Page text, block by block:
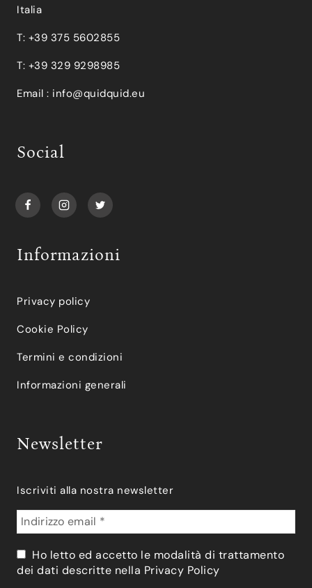
Italia
T: +39 375 5602855
T: +39 329 9298985
Email : info@quidquid.eu
Social
Informazioni
Privacy policy
Cookie Policy
Termini e condizioni
Informazioni generali
Newsletter
Iscriviti alla nostra newsletter
Ho letto ed accetto le modalità di trattamento
dei dati descritte nella Privacy Policy